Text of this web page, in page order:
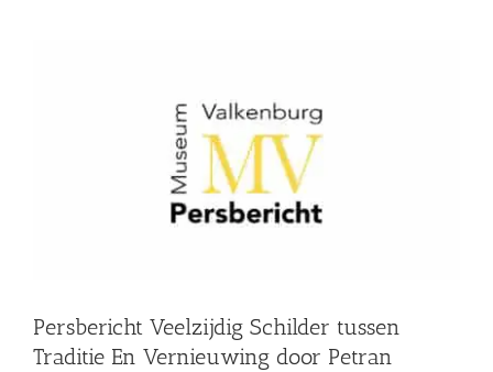
Persbericht Veelzijdig Schilder tussen
Traditie En Vernieuwing door Petran